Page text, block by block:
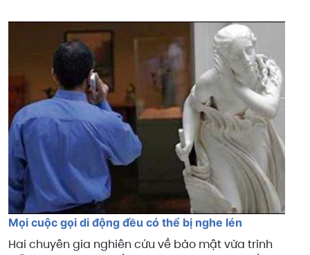
Mọi cuộc gọi di động đều có thể bị nghe lén
Hai chuyên gia nghiên cứu về bảo mật vừa trình